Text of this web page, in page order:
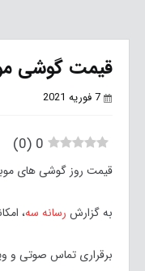
قیمت گوشی موبایل 19
7 فوریه 2021
0
(
0
)
قیمت روز گوشی های موبایل
به گزارش رسانه سه،
برقراری تماس صوتی و